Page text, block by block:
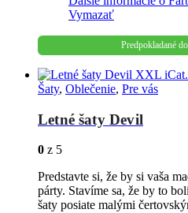
Vymazať
Predpokladané
Šaty, Oblečenie, Pre vás
Letné šaty Devil
0 z 5
Predstavte si, že by si vaša
párty. Stavíme sa, že by to
šaty posiate malými